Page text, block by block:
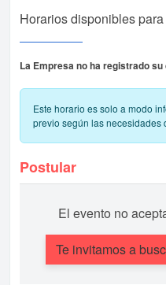
Horarios disponibles
La Empresa no ha registrado
Este horario es solo a modo
previo según las necesidades
Postular
El evento no
Te invitamos a